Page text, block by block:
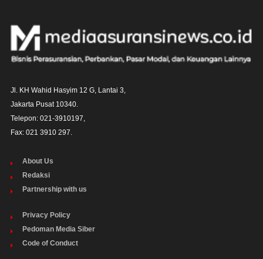
Jl. KH Wahid Hasyim 12 G, Lantai 3,
Jakarta Pusat 10340.
Telepon: 021-3910197,
Fax: 021 3910 297.
About Us
Redaksi
Partnership with us
Privacy Policy
Pedoman Media Siber
Code of Conduct